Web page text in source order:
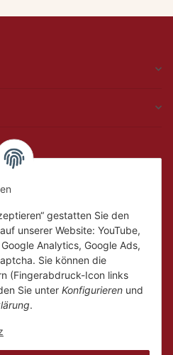
gestatten Sie den
unserer Website: YouTube,
Analytics, Google Ads,
Sie können die
(Fingerabdruck-Icon links
Sie unter Konfigurieren und
.
18:00